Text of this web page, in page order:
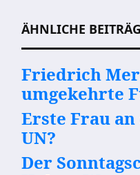
ÄHNLICHE
Friedrich
umgekehrte
Erste Frau
UN?
Der